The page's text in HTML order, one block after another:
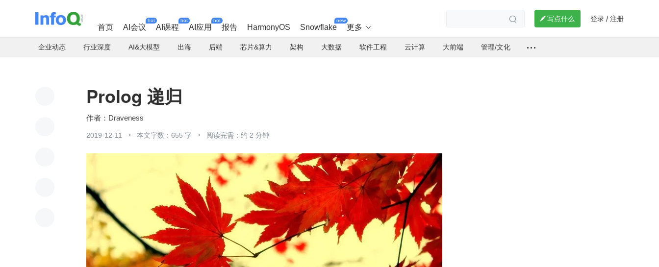
首页 AI会议
hot
AI课程
hot
AI应用
hot
报告 HarmonyOS Snowflake
new
更多 
  写点什么 登录 / 注册
企业动态 行业深度 AI&大模型 出海 后端 芯片&算力 架构 大数据 软件工程 云计算 大前端 管理/文化
Prolog 递归
Draveness
2019-12-11 本文字数：655 字 阅读完需：约 2 分钟